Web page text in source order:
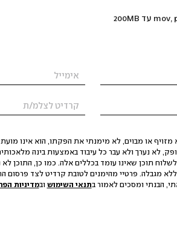
או מבוים, לא מימנתי את הפקתו, הוא אינו
תוכן שאינו עומד בכללים אלה. כמו כן, התוכן
מגבלה. פרטיי מהימנים לטובת קרדיט לצד פרסום
הבנתי ומסכים לאמור בתנאי השימוש ובמדיניות